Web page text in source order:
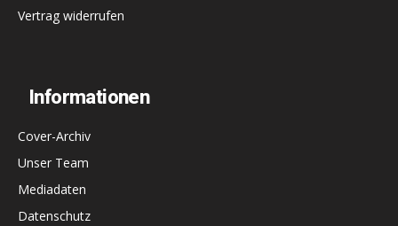
Vertrag widerrufen
Informationen
Cover-Archiv
Unser Team
Mediadaten
Datenschutz